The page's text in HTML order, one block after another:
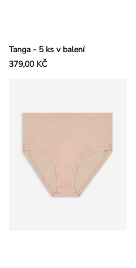
Tanga - 5 ks v balení
379,00 KČ